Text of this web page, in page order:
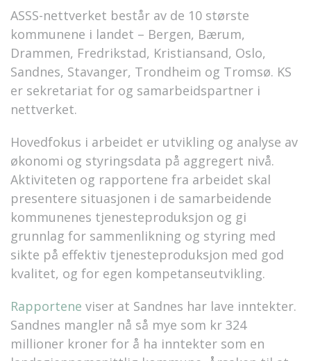
ASSS-nettverket består av de 10 største
kommunene i landet – Bergen, Bærum,
Drammen, Fredrikstad, Kristiansand, Oslo,
Sandnes, Stavanger, Trondheim og Tromsø. KS
er sekretariat for og samarbeidspartner i
nettverket.
Hovedfokus i arbeidet er utvikling og analyse av
økonomi og styringsdata på aggregert nivå.
Aktiviteten og rapportene fra arbeidet skal
presentere situasjonen i de samarbeidende
kommunenes tjenesteproduksjon og gi
grunnlag for sammenlikning og styring med
sikte på effektiv tjenesteproduksjon med god
kvalitet, og for egen kompetanseutvikling.
Rapportene viser at Sandnes har lave inntekter.
Sandnes mangler nå så mye som kr 324
millioner kroner for å ha inntekter som en